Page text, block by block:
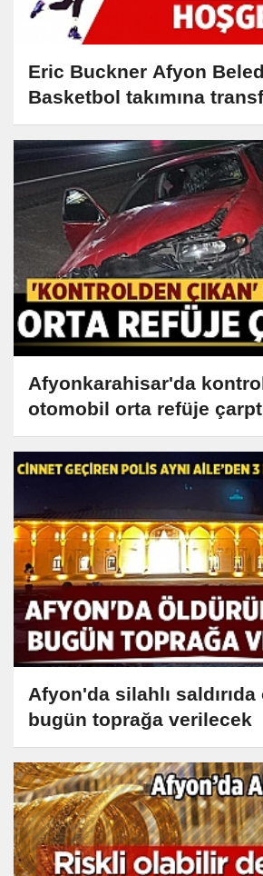
Eric Buckner Afyon
Basketbol takımına
Afyonkarahisar'da
otomobil orta refüje
yaralandı
Afyon'da silahlı
bugün toprağa verilecek